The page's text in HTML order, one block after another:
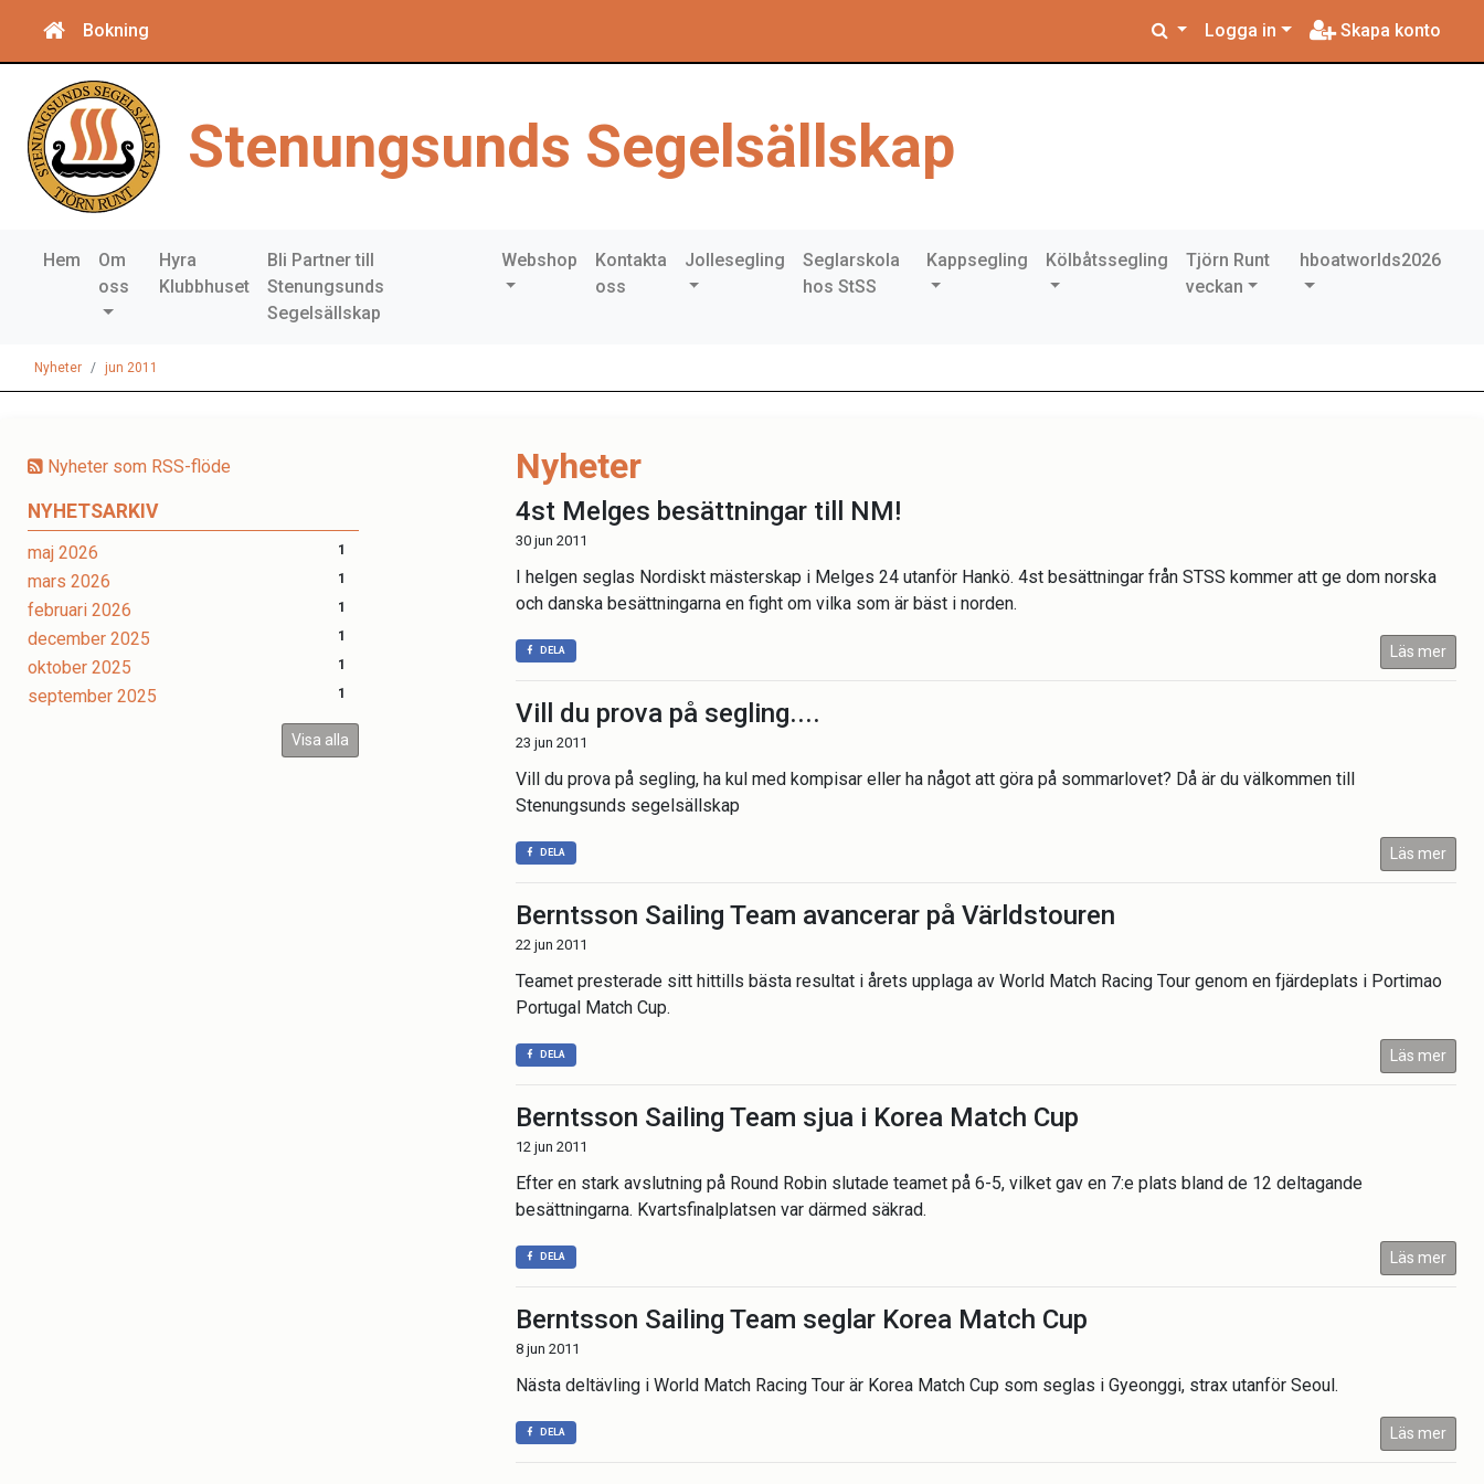
Bokning Logga in Skapa konto
Stenungsunds Segelsällskap
Hem
Om
oss
Hyra
Klubbhuset
Bli Partner till
Stenungsunds
Segelsällskap
Webshop
Kontakta
oss
Jollesegling
Seglarskola
hos StSS
Kappsegling Kölbåtssegling
Tjörn Runt
veckan
hboatworlds2026
Nyheter jun 2011
Nyheter som RSS-flöde
NYHETSARKIV
maj 2026 1
mars 2026 1
februari 2026 1
december 2025 1
oktober 2025 1
september 2025 1
Visa alla
Nyheter
4st Melges besättningar till NM!
30 jun 2011
I helgen seglas Nordiskt mästerskap i Melges 24 utanför Hankö. 4st besättningar från STSS kommer att ge dom norska
och danska besättningarna en fight om vilka som är bäst i norden.
DELA Läs mer
Vill du prova på segling....
23 jun 2011
Vill du prova på segling, ha kul med kompisar eller ha något att göra på sommarlovet? Då är du välkommen till
Stenungsunds segelsällskap
DELA Läs mer
Berntsson Sailing Team avancerar på Världstouren
22 jun 2011
Teamet presterade sitt hittills bästa resultat i årets upplaga av World Match Racing Tour genom en fjärdeplats i Portimao
Portugal Match Cup.
DELA Läs mer
Berntsson Sailing Team sjua i Korea Match Cup
12 jun 2011
Efter en stark avslutning på Round Robin slutade teamet på 6-5, vilket gav en 7:e plats bland de 12 deltagande
besättningarna. Kvartsfinalplatsen var därmed säkrad.
DELA Läs mer
Berntsson Sailing Team seglar Korea Match Cup
8 jun 2011
Nästa deltävling i World Match Racing Tour är Korea Match Cup som seglas i Gyeonggi, strax utanför Seoul.
DELA Läs mer